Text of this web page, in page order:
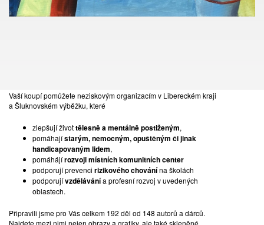
174
NIKOLA KOPP LOURKOVÁ
KRAJINA TMY, 2022
olej na plátně | 70 x 100 cm | signováno | rámováno
*1996 Hradec Králové
NADACE EURONISA
Vaší koupí pomůžete neziskovým organizacím v Libereckém kraji
a Šluknovském výběžku, které
zlepšují živottělesně a mentálně postiženým,
pomáhajístarým, nemocným, opuštěným či jinak
handicapovaným lidem,
pomáhájírozvoji místních komunitních center
podporují prevenci rizikového chovánína školách
podporujívzdělávánía profesní rozvoj v uvedených
oblastech.
Připravili jsme pro Vás celkem 192 děl od 148 autorů a dárců.
Najdete mezi nimi nejen obrazy a grafiky, ale také skleněné